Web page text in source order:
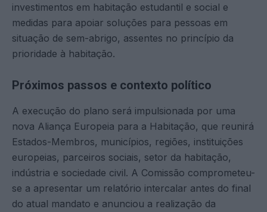
investimentos em habitação estudantil e social e
medidas para apoiar soluções para pessoas em
situação de sem-abrigo, assentes no princípio da
prioridade à habitação.
Próximos passos e contexto político
A execução do plano será impulsionada por uma
nova Aliança Europeia para a Habitação, que reunirá
Estados-Membros, municípios, regiões, instituições
europeias, parceiros sociais, setor da habitação,
indústria e sociedade civil. A Comissão comprometeu-
se a apresentar um relatório intercalar antes do final
do atual mandato e anunciou a realização da